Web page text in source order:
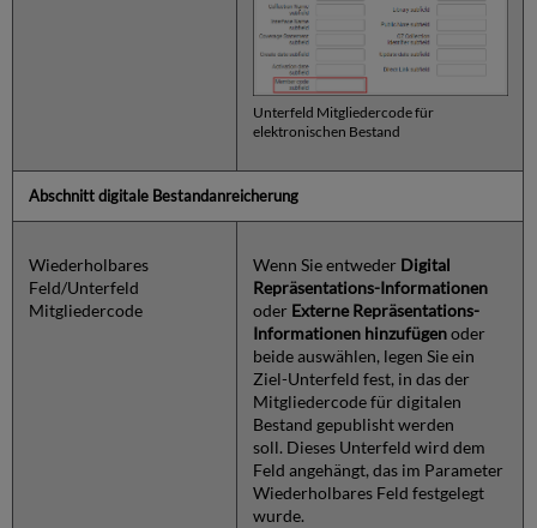
Unterfeld Mitgliedercode für
elektronischen Bestand
Abschnitt digitale Bestandanreicherung
Wiederholbares
Feld/Unterfeld
Mitgliedercode
Wenn Sie entweder Digital
Repräsentations-Informationen
oder Externe Repräsentations-
Informationen hinzufügenoder
beide auswählen, legen Sie ein
Ziel-Unterfeld fest, in das der
Mitgliedercode für digitalen
Bestand gepublisht werden
soll. Dieses Unterfeld wird dem
Feld angehängt, das im Parameter
Wiederholbares Feld festgelegt
wurde.